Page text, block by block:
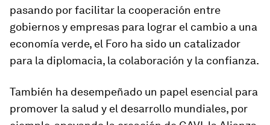
pasando por facilitar la cooperación entre
gobiernos y empresas para lograr el cambio a una
economía verde, el Foro ha sido un catalizador
para la diplomacia, la colaboración y la confianza.
También ha desempeñado un papel esencial para
promover la salud y el desarrollo mundiales, por